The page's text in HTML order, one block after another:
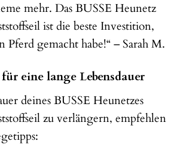
mehr. Das BUSSE Heunetz
ist die beste Investition,
gemacht habe!“ – Sarah M.
eine lange Lebensdauer
deines BUSSE Heunetzes
zu verlängern, empfehlen